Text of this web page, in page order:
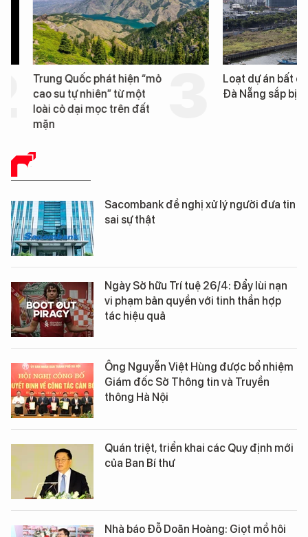
Trung Quốc phát hiện “mỏ
cao su tự nhiên” từ một
loài cỏ dại mọc trên đất
Loạt dự án bất động
Đà Nẵng sắp bị kiểm
BÁO CHÍ SỐ
Sacombank đề nghị xử lý người đưa tin
sai sự thật
Ngày Sở hữu Trí tuệ 26/4: Đẩy lùi nạn
vi phạm bản quyền với tinh thần hợp
tác hiệu quả
Ông Nguyễn Việt Hùng được bổ nhiệm
Giám đốc Sở Thông tin và Truyền
thông Hà Nội
Quán triệt, triển khai các Quy định mới
của Ban Bí thư
Nhà báo Đỗ Doãn Hoàng: Giọt mồ hôi